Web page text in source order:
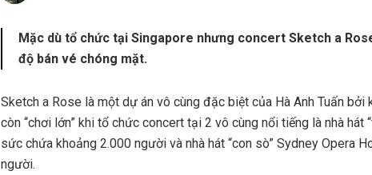
Mặc dù tổ chức tại Singapore nhưng concert Sketch a
độ bán vé chóng mặt.
Sketch a Rose là một dự án vô cùng đặc biệt của Hà Anh Tuấn
còn “chơi lớn” khi tổ chức concert tại 2 vô cùng nổi tiếng là nhà
sức chứa khoảng 2.000 người và nhà hát “con sò” Sydney Opera
người.